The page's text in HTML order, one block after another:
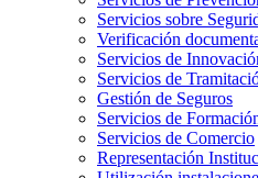
Servicios sobre
Verificación
Servicios de
Servicios de
Gestión de Seguros
Servicios de
Servicios de Comercio
Representación